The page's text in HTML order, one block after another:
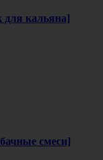
для кальяна]
смеси]